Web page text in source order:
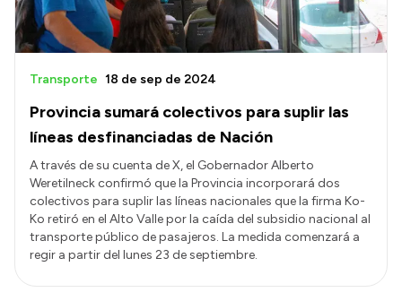
Provincia sumará colectivos para suplir las
líneas desfinanciadas de Nación
Transporte 18 de sep de 2024
A través de su cuenta de X, el Gobernador Alberto
Weretilneck confirmó que la Provincia incorporará dos
colectivos para suplir las líneas nacionales que la firma Ko-
Ko retiró en el Alto Valle por la caída del subsidio nacional al
transporte público de pasajeros. La medida comenzará a
regir a partir del lunes 23 de septiembre.